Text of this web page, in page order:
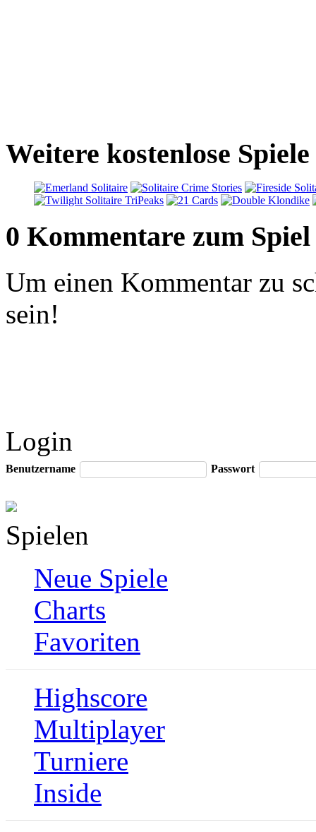
Weitere kostenlose
0 Kommentare zum Spiel
Um einen Kommentar zu
sein!
Login
Benutzername Passwort
Spielen
Neue Spiele
Charts
Favoriten
Highscore
Multiplayer
Turniere
Inside